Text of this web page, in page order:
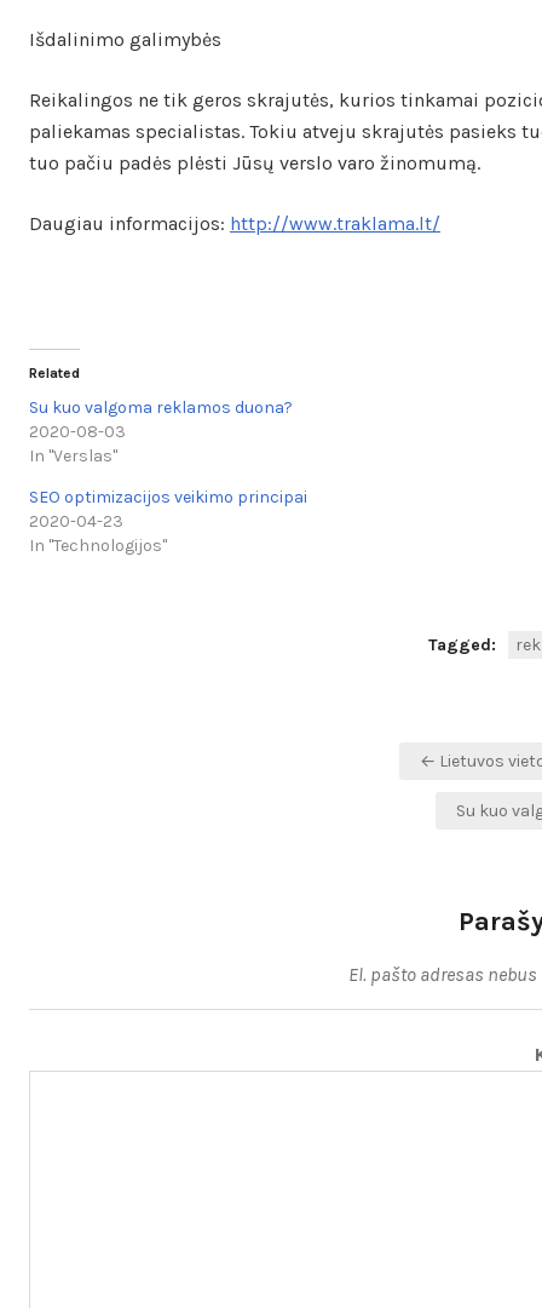
Išdalinimo galimybės
Reikalingos ne tik geros skrajutės, kurios tinkamai
paliekamas specialistas. Tokiu atveju skrajutės pasieks
tuo pačiu padės plėsti Jūsų verslo varo žinomumą.
Daugiau informacijos: http://www.traklama.lt/
Related
Su kuo valgoma reklamos duona?
2020-08-03
In "Verslas"
SEO optimizacijos veikimo principai
2020-04-23
In "Technologijos"
Tagged:
← Lietuvos
Su kuo
El. pašto adresas